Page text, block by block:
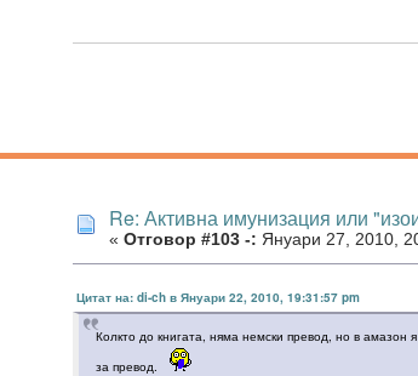
Re: Активна имунизация или
« Отговор #103 -: Януари 27, 2010,
Цитат на: di-ch в Януари 22, 2010, 19:31:57 pm
Колкто до книгата, няма немски превод, но в амазон
за превод.